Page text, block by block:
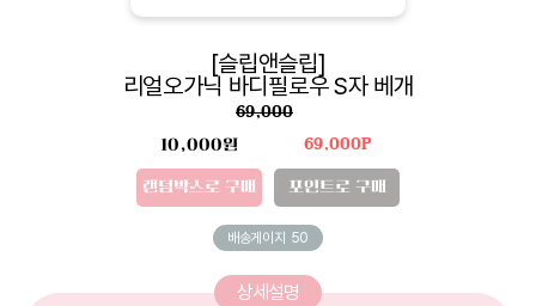
[슬립앤슬립]
리얼오가닉 바디필로우 S자 베개
69,000
10,000원
랜덤박스로 구매
69,000P
포인트로 구매
배송게이지 50
상세설명